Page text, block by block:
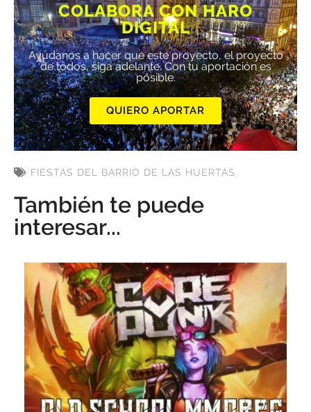
COLABORA CON HARO
DIGITAL
Ayúdanos a hacer que este proyecto, el proyecto
de todos, siga adelante. Con tu aportación es
posible.
QUIERO APORTAR
FIESTAS DEL BARRIO DE LAS HUERTAS
También te puede
interesar...